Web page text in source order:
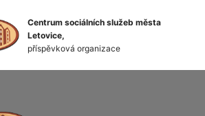
Centrum sociálních služeb města
Letovice,
příspěvková organizace